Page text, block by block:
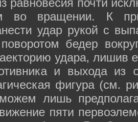
во вращении. К
удар рукой с
поворотом бедер
удара, лишив
и выхода из
фигура (см.
лишь
пяти